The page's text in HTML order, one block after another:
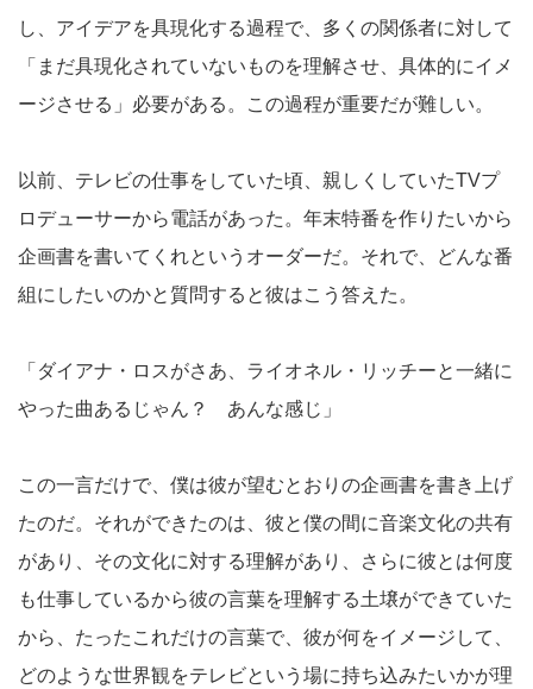
し、アイデアを具現化する過程で、多くの関係者に対して
「まだ具現化されていないものを理解させ、具体的にイメ
ージさせる」必要がある。この過程が重要だが難しい。
以前、テレビの仕事をしていた頃、親しくしていたTVプ
ロデューサーから電話があった。年末特番を作りたいから
企画書を書いてくれというオーダーだ。それで、どんな番
組にしたいのかと質問すると彼はこう答えた。
「ダイアナ・ロスがさあ、ライオネル・リッチーと一緒に
やった曲あるじゃん？ あんな感じ」
この一言だけで、僕は彼が望むとおりの企画書を書き上げ
たのだ。それができたのは、彼と僕の間に音楽文化の共有
があり、その文化に対する理解があり、さらに彼とは何度
も仕事しているから彼の言葉を理解する土壌ができていた
から、たったこれだけの言葉で、彼が何をイメージして、
どのような世界観をテレビという場に持ち込みたいかが理